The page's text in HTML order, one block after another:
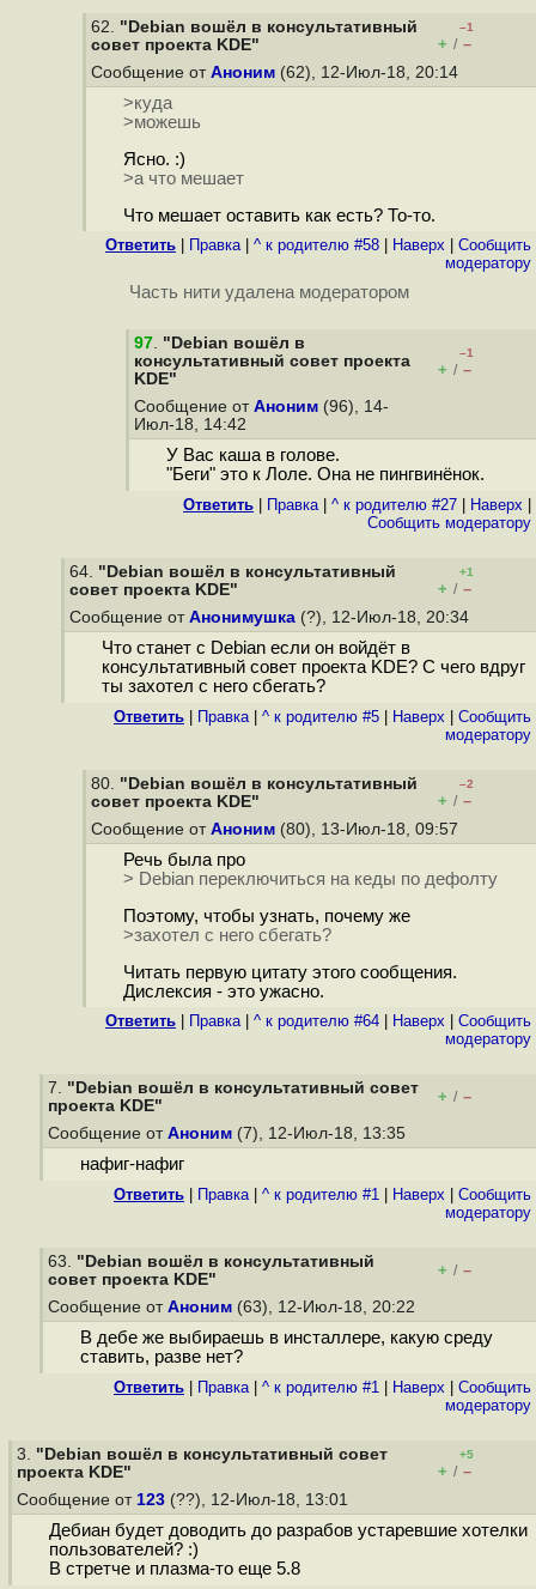
62. "Debian вошёл в консультативный
cовет проекта KDE"
–1
+ / –
Сообщение от Аноним (62), 12-Июл-18, 20:14
>куда
>можешь
Ясно. :)
>а что мешает
Что мешает оставить как есть? То-то.
Ответить Правка| ^ к родителю #58 Наверх
Cообщить
модератору
Часть нити удалена модератором
97. "Debian вошёл в
консультативный cовет проекта
KDE"
–1
+ / –
Сообщение от Аноним (96), 14-
Июл-18, 14:42
У Вас каша в голове.
"Беги" это к Лоле. Она не пингвинёнок.
Ответить Правка| ^ к родителю #27 Наверх
Cообщить модератору
64. "Debian вошёл в консультативный
cовет проекта KDE"
+1
+ / –
Сообщение от Анонимушка (?), 12-Июл-18, 20:34
Что станет с Debian если он войдёт в
консультативный совет проекта KDE? С чего вдруг
ты захотел с него сбегать?
Ответить Правка| ^ к родителю #5 Наверх
Cообщить
модератору
80. "Debian вошёл в консультативный
cовет проекта KDE"
–2
+ / –
Сообщение от Аноним (80), 13-Июл-18, 09:57
Речь была про
> Debian переключиться на кеды по дефолту
Поэтому, чтобы узнать, почему же
>захотел с него сбегать?
Читать первую цитату этого сообщения.
Дислексия - это ужасно.
Ответить Правка| ^ к родителю #64 Наверх
Cообщить
модератору
7. "Debian вошёл в консультативный cовет
проекта KDE"
+ / –
Сообщение от Аноним (7), 12-Июл-18, 13:35
нафиг-нафиг
Ответить Правка| ^ к родителю #1 Наверх
Cообщить
модератору
63. "Debian вошёл в консультативный
cовет проекта KDE"
+ / –
Сообщение от Аноним (63), 12-Июл-18, 20:22
В дебе же выбираешь в инсталлере, какую среду
ставить, разве нет?
Ответить Правка| ^ к родителю #1 Наверх
Cообщить
модератору
3. "Debian вошёл в консультативный cовет
проекта KDE"
+5
+ / –
Сообщение от 123 (??), 12-Июл-18, 13:01
Дебиан будет доводить до разрабов устаревшие хотелки
пользователей? :)
В стретче и плазма-то еще 5.8